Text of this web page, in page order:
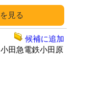
小田急電鉄小田原
候補に追加